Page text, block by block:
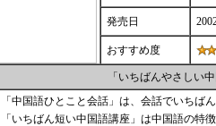
発売日
おすすめ度
「いちばんやさしい
「中国語ひとこと会話」は、会話でいちば
「いちばん短い中国語講座」は中国語の特